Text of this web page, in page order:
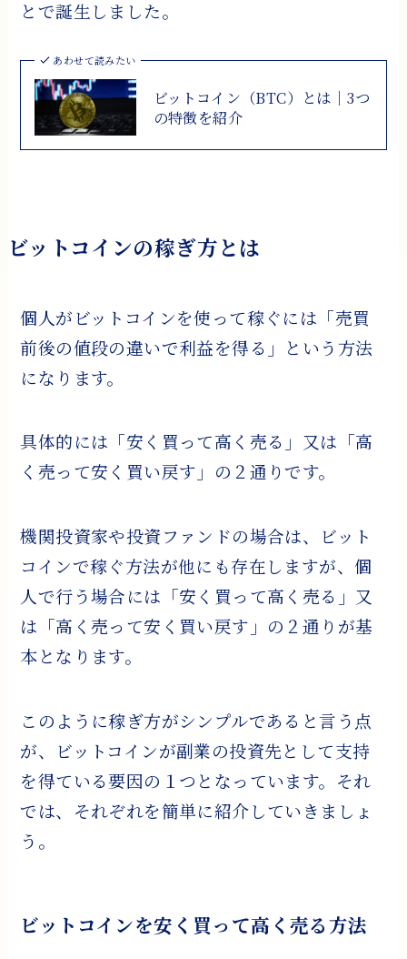
とで誕生しました。
あわせて読みたい
ビットコイン（BTC）とは｜3つ
の特徴を紹介
ビットコインの稼ぎ方とは
個人がビットコインを使って稼ぐには「売買
前後の値段の違いで利益を得る」という方法
になります。
具体的には「安く買って高く売る」又は「高
く売って安く買い戻す」の２通りです。
機関投資家や投資ファンドの場合は、ビット
コインで稼ぐ方法が他にも存在しますが、個
人で行う場合には「安く買って高く売る」又
は「高く売って安く買い戻す」の２通りが基
本となります。
このように稼ぎ方がシンプルであると言う点
が、ビットコインが副業の投資先として支持
を得ている要因の１つとなっています。それ
では、それぞれを簡単に紹介していきましょ
う。
ビットコインを安く買って高く売る方法